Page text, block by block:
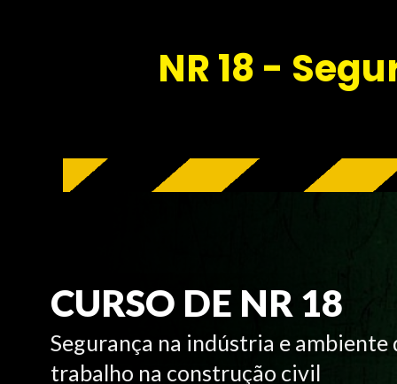
NR 18 -
CURSO DE NR 18
Segurança na indústria e ambiente
trabalho na construção civil